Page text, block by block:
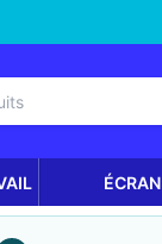
ÉCRAN